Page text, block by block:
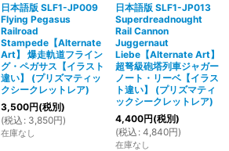
日本語版 SLF1-JP009
Flying Pegasus
Railroad
Stampede【Alternate
Art】 爆走軌道フライン
グ・ペガサス【イラスト
違い】 (プリズマティッ
クシークレットレア)
3,500円(税別)
(税込 : 3,850円)
在庫なし
日本語版 SLF1-JP013
Superdreadnought
Rail Cannon
Juggernaut
Liebe【Alternate Art】
超弩級砲塔列車ジャガー
ノート・リーベ【イラス
ト違い】 (プリズマティ
ックシークレットレア)
4,400円(税別)
(税込 : 4,840円)
在庫なし